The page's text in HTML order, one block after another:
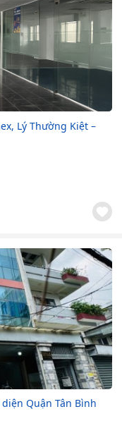
Lý Thường Kiệt –
Quận Tân Bình